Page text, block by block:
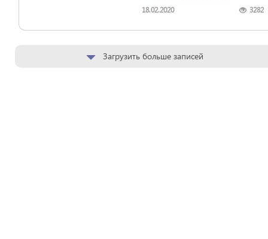
18.02.2020 3282
Загрузить больше записей